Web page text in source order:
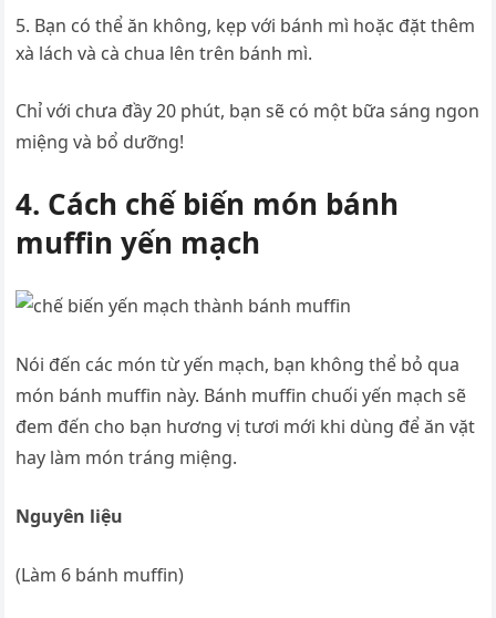
Bạn có thể ăn không, kẹp với bánh mì hoặc đặt thêm
xà lách và cà chua lên trên bánh mì.
Chỉ với chưa đầy 20 phút, bạn sẽ có một bữa sáng ngon
miệng và bổ dưỡng!
4. Cách chế biến món bánh
muffin yến mạch
Nói đến các món từ yến mạch, bạn không thể bỏ qua
món bánh muffin này. Bánh muffin chuối yến mạch sẽ
đem đến cho bạn hương vị tươi mới khi dùng để ăn vặt
hay làm món tráng miệng.
Nguyên liệu
(Làm 6 bánh muffin)